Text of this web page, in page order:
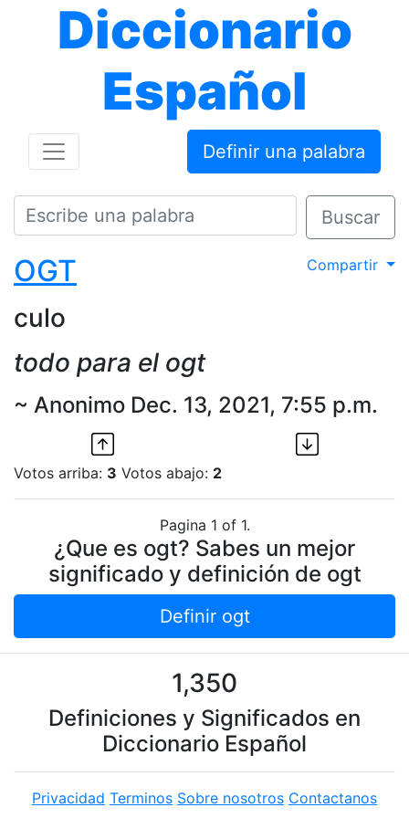
Diccionario
Español
Definir una palabra
Buscar
Compartir
OGT
culo
todo para el ogt
~ Anonimo Dec. 13, 2021, 7:55 p.m.
Votos arriba: 3 Votos abajo: 2
Pagina 1 of 1.
¿Que es ogt? Sabes un mejor
significado y definición de ogt
Definir ogt
1,350
Definiciones y Significados en
Diccionario Español
Privacidad Terminos Sobre nosotros Contactanos